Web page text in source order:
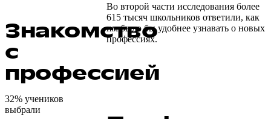
Знакомство
с
профессией
Во второй части исследования более
615 тысяч школьников ответили, как
им было бы удобнее узнавать о новых
профессиях.
32% учеников
выбрали